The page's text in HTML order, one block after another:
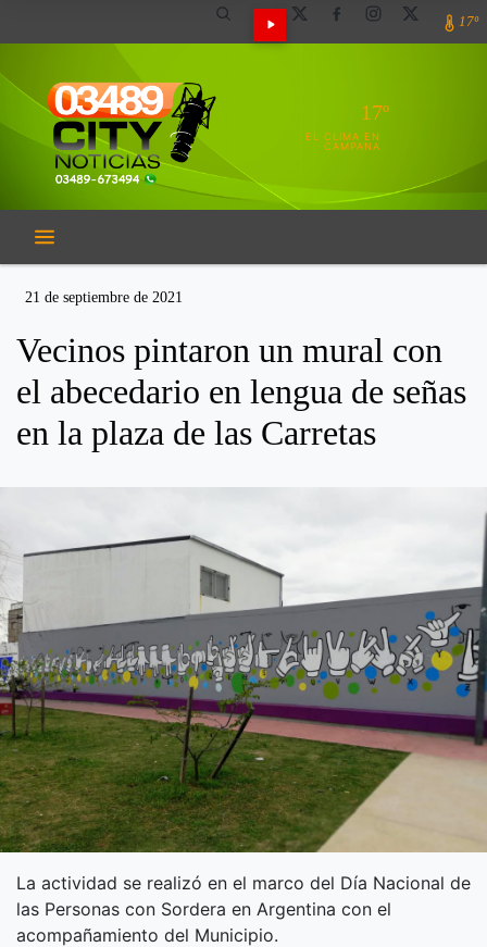
17º
17º
EL CLIMA EN
CAMPANA
21 de septiembre de 2021
Vecinos pintaron un mural con
el abecedario en lengua de señas
en la plaza de las Carretas
La actividad se realizó en el marco del Día Nacional de
las Personas con Sordera en Argentina con el
acompañamiento del Municipio.